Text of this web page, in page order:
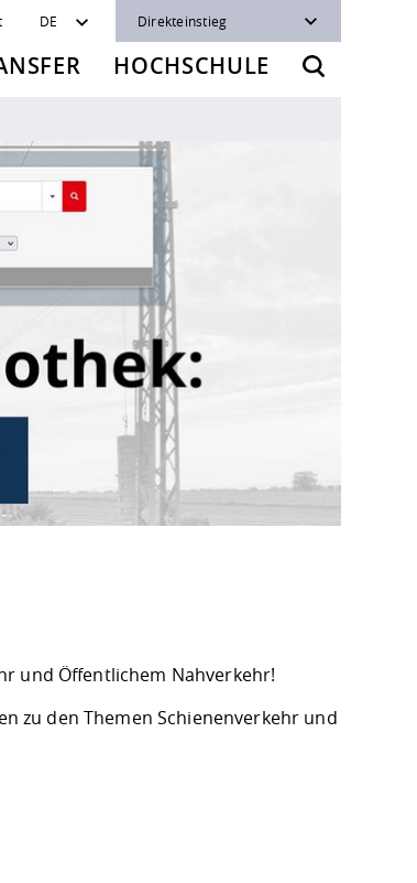
DE Direkteinstieg
HOCHSCHULE
und Öffentlichem Nahverkehr!
zu den Themen Schienenverkehr und